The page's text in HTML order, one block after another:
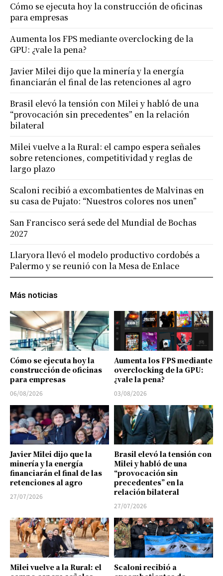
Más noticias
Cómo se ejecuta hoy la
construcción de oficinas
para empresas
06/08/2026
Aumenta los FPS mediante
overclocking de la GPU:
¿vale la pena?
03/08/2026
Javier Milei dijo que la
minería y la energía
financiarán el final de las
retenciones al agro
27/07/2026
Brasil elevó la tensión con
Milei y habló de una
“provocación sin
precedentes” en la
relación bilateral
27/07/2026
Milei vuelve a la Rural: el
Scaloni recibió a
Cómo se ejecuta hoy la construcción de oficinas
para empresas
Aumenta los FPS mediante overclocking de la
GPU: ¿vale la pena?
Javier Milei dijo que la minería y la energía
financiarán el final de las retenciones al agro
Brasil elevó la tensión con Milei y habló de una
“provocación sin precedentes” en la relación
bilateral
Milei vuelve a la Rural: el campo espera señales
sobre retenciones, competitividad y reglas de
largo plazo
Scaloni recibió a excombatientes de Malvinas en
su casa de Pujato: “Nuestros colores nos unen”
San Francisco será sede del Mundial de Bochas
2027
Llaryora llevó el modelo productivo cordobés a
Palermo y se reunió con la Mesa de Enlace